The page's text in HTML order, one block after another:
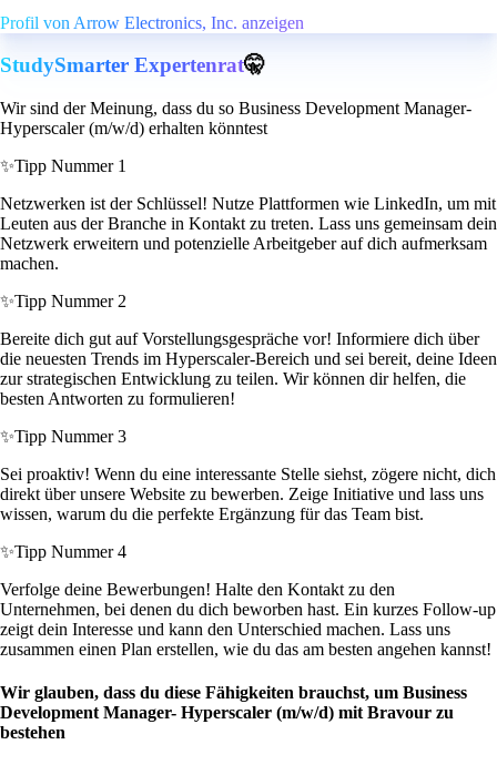
Profil von Arrow Electronics, Inc. anzeigen
StudySmarter Expertenrat🤫
Wir sind der Meinung, dass du so Business Development Manager-
Hyperscaler (m/w/d) erhalten könntest
✨Tipp Nummer 1
Netzwerken ist der Schlüssel! Nutze Plattformen wie LinkedIn, um mit
Leuten aus der Branche in Kontakt zu treten. Lass uns gemeinsam dein
Netzwerk erweitern und potenzielle Arbeitgeber auf dich aufmerksam
machen.
✨Tipp Nummer 2
Bereite dich gut auf Vorstellungsgespräche vor! Informiere dich über
die neuesten Trends im Hyperscaler-Bereich und sei bereit, deine Ideen
zur strategischen Entwicklung zu teilen. Wir können dir helfen, die
besten Antworten zu formulieren!
✨Tipp Nummer 3
Sei proaktiv! Wenn du eine interessante Stelle siehst, zögere nicht, dich
direkt über unsere Website zu bewerben. Zeige Initiative und lass uns
wissen, warum du die perfekte Ergänzung für das Team bist.
✨Tipp Nummer 4
Verfolge deine Bewerbungen! Halte den Kontakt zu den
Unternehmen, bei denen du dich beworben hast. Ein kurzes Follow-up
zeigt dein Interesse und kann den Unterschied machen. Lass uns
zusammen einen Plan erstellen, wie du das am besten angehen kannst!
Wir glauben, dass du diese Fähigkeiten brauchst, um Business
Development Manager- Hyperscaler (m/w/d) mit Bravour zu
bestehen